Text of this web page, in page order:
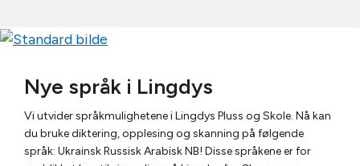
Nye språk i Lingdys
Vi utvider språkmulighetene i Lingdys Pluss og Skole. Nå kan
du bruke diktering, opplesing og skanning på følgende
språk: Ukrainsk Russisk Arabisk NB! Disse språkene er for